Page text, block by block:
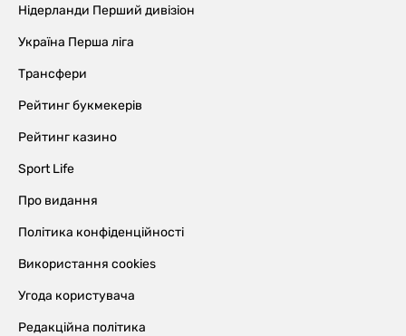
Нідерланди Перший дивізіон
Україна Перша ліга
Трансфери
Рейтинг букмекерів
Рейтинг казино
Sport Life
Про видання
Політика конфіденційності
Використання cookies
Угода користувача
Редакційна політика